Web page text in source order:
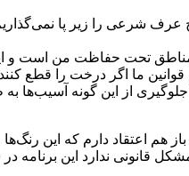
عرف شرعی را زیر پا
تحت حفاظت من است و
ما اگر درخت را قطع
از این گونه آسیب‌ها
هم اعتقاد دارم که این
ندارد این برنامه در